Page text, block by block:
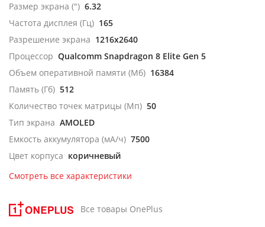
Размер экрана (") 6.32
Частота дисплея (Гц) 165
Разрешение экрана 1216x2640
Процессор Qualcomm Snapdragon 8 Elite Gen 5
Объем оперативной памяти (Мб) 16384
Память (Гб) 512
Количество точек матрицы (Мп) 50
Тип экрана AMOLED
Емкость аккумулятора (мА/ч) 7500
Цвет корпуса коричневый
Смотреть все характеристики
Все товары OnePlus